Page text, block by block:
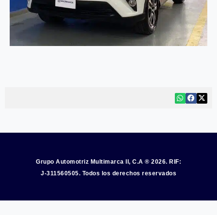
Grupo Automotriz Multimarca II, C.A ® 2026. RIF:
J-311560505. Todos los derechos reservados